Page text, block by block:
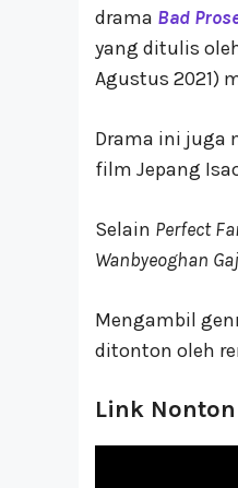
drama Bad
yang ditulis
Agustus 2021)
Drama ini juga
film Jepang
Selain Perfect
Wanbyeoghan
Mengambil
ditonton oleh
Link